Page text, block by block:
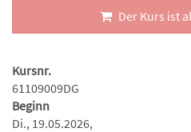
Der Kurs ist
Kursnr.
61109009DG
Beginn
Di., 19.05.2026,